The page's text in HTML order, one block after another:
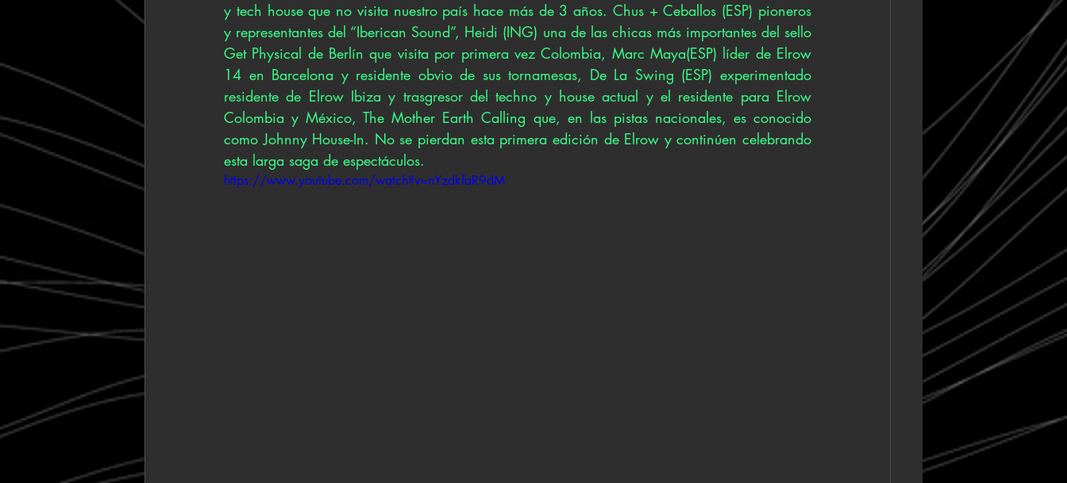
y tech house que no visita nuestro país hace más de 3 años. Chus + Ceballos (ESP) pioneros
y representantes del “Iberican Sound”, Heidi (ING) una de las chicas más importantes del sello
Get Physical de Berlín que visita por primera vez Colombia, Marc Maya(ESP) líder de Elrow
14 en Barcelona y residente obvio de sus tornamesas, De La Swing (ESP) experimentado
residente de Elrow Ibiza y trasgresor del techno y house actual y el residente para Elrow
Colombia y México, The Mother Earth Calling que, en las pistas nacionales, es conocido
como Johnny House-In. No se pierdan esta primera edición de Elrow y continúen celebrando
esta larga saga de espectáculos.
https://www.youtube.com/watch?v=nYzdkfaR9dM